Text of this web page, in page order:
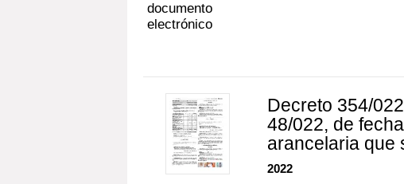
documento
electrónico
Decreto 354/
48/022, de
arancelaria que
2022